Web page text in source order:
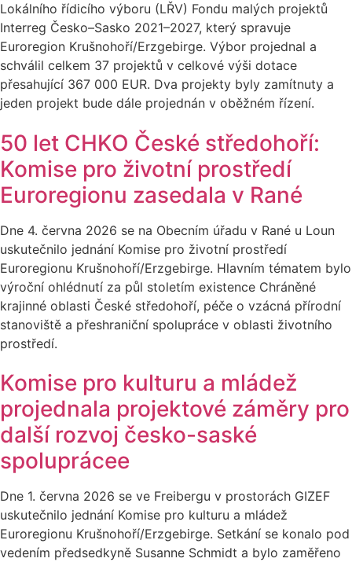
Lokálního řídicího výboru (LŘV) Fondu malých projektů
Interreg Česko–Sasko 2021–2027, který spravuje
Euroregion Krušnohoří/Erzgebirge. Výbor projednal a
schválil celkem 37 projektů v celkové výši dotace
přesahující 367 000 EUR. Dva projekty byly zamítnuty a
jeden projekt bude dále projednán v oběžném řízení.
50 let CHKO České středohoří:
Komise pro životní prostředí
Euroregionu zasedala v Rané
Dne 4. června 2026 se na Obecním úřadu v Rané u Loun
uskutečnilo jednání Komise pro životní prostředí
Euroregionu Krušnohoří/Erzgebirge. Hlavním tématem bylo
výroční ohlédnutí za půl stoletím existence Chráněné
krajinné oblasti České středohoří, péče o vzácná přírodní
stanoviště a přeshraniční spolupráce v oblasti životního
prostředí.
Komise pro kulturu a mládež
projednala projektové záměry pro
další rozvoj česko-saské
spoluprácee
Dne 1. června 2026 se ve Freibergu v prostorách GIZEF
uskutečnilo jednání Komise pro kulturu a mládež
Euroregionu Krušnohoří/Erzgebirge. Setkání se konalo pod
vedením předsedkyně Susanne Schmidt a bylo zaměřeno